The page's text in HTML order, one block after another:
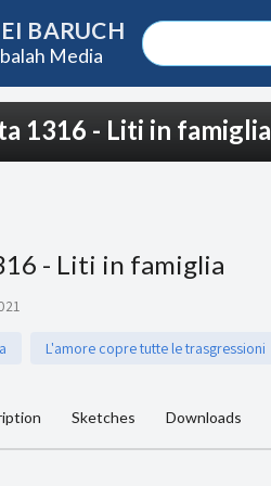
BARUCH
Media
1316 - Liti in famiglia
- Liti in famiglia
L'amore copre tutte le trasgressioni
Sketches Downloads